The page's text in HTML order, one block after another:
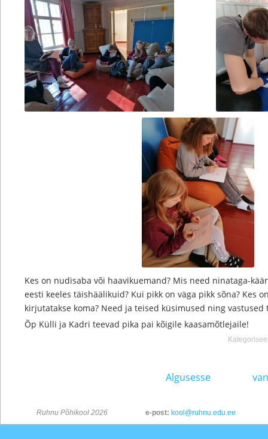
Kes on nudisaba või haavikuemand? Mis need ninataga-
eesti keeles täishäälikuid? Kui pikk on väga pikk sõna? Kes
kirjutatakse koma? Need ja teised küsimused ning vastused
Õp Külli ja Kadri teevad pika pai kõigile kaasamõtlejaile!
Algusesse
Ruhnu Põhikool 2026 e-post: kool@ruhnu.edu.ee